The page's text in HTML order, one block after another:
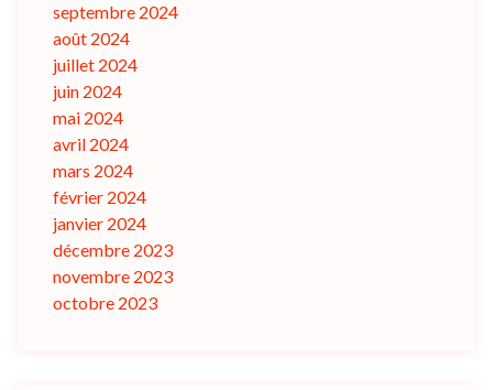
septembre 2024
août 2024
juillet 2024
juin 2024
mai 2024
avril 2024
mars 2024
février 2024
janvier 2024
décembre 2023
novembre 2023
octobre 2023